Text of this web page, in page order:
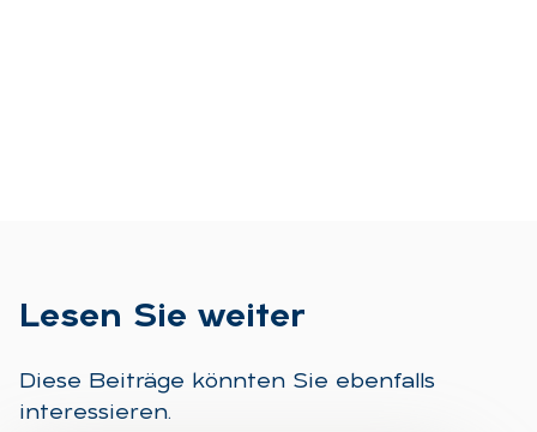
Le­sen Sie wei­ter
Diese Beiträge könnten Sie ebenfalls
interessieren.